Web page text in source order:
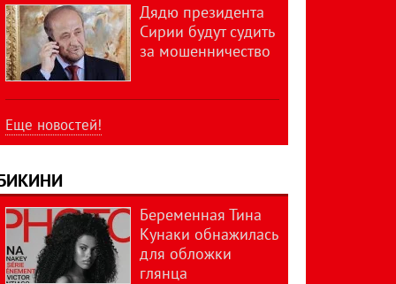
Дядю президента
Сирии будут судить
за мошенничество
Еще новостей!
Беременная Тина
Кунаки обнажилась
для обложки
глянца